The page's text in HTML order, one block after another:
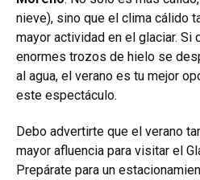
nieve), sino que el clima cálido
mayor actividad en el glaciar. Si
enormes trozos de hielo se
al agua, el verano es tu mejor
este espectáculo.
Debo advertirte que el verano
mayor afluencia para visitar el
Prepárate para un